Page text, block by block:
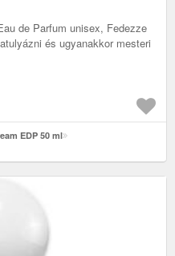
de Parfum unisex, Fedezze
és ugyanakkor mesteri
EDP 50 ml